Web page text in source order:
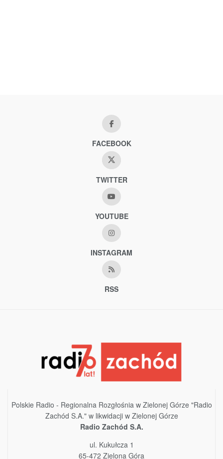
FACEBOOK
TWITTER
YOUTUBE
INSTAGRAM
RSS
Polskie Radio - Regionalna Rozgłośnia w Zielonej Górze "Radio
Zachód S.A." w likwidacji w Zielonej Górze
Radio Zachód S.A.
ul. Kukułcza 1
65-472 Zielona Góra